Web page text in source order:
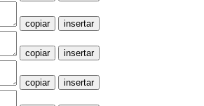
copiar insertar
copiar insertar
copiar insertar